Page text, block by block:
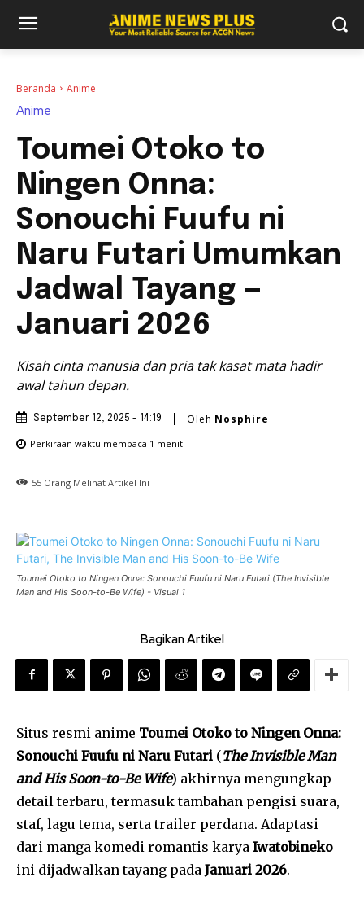
Beranda Anime
Anime
Toumei Otoko to
Ningen Onna:
Sonouchi Fuufu ni
Naru Futari Umumkan
Jadwal Tayang —
Januari 2026
Kisah cinta manusia dan pria tak kasat mata hadir
awal tahun depan.
September 12, 2025 - 14:19 Oleh Nosphire
Perkiraan waktu membaca 1 menit
55 Orang Melihat Artikel Ini
Toumei Otoko to Ningen Onna: Sonouchi Fuufu ni Naru Futari (The Invisible
Man and His Soon-to-Be Wife) - Visual 1
Bagikan Artikel
Situs resmi anime Toumei Otoko to Ningen Onna:
Sonouchi Fuufu ni Naru Futari (The Invisible Man
and His Soon-to-Be Wife) akhirnya mengungkap
detail terbaru, termasuk tambahan pengisi suara,
staf, lagu tema, serta trailer perdana. Adaptasi
dari manga komedi romantis karya Iwatobineko
ini dijadwalkan tayang pada Januari 2026.